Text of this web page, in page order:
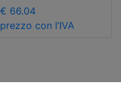
€ 66.04
prezzo con l’IVA